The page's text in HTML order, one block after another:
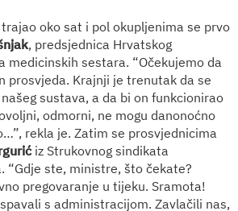
oko sat i pol okupljenima se prvo
, predsjednica Hrvatskog
medicinskih sestara. “Očekujemo da
prosvjeda. Krajnji je trenutak da se
sustava, a da bi on funkcionirao
odmorni, ne mogu danonoćno
rekla je. Zatim se prosvjednicima
iz Strukovnog sindikata
“Gdje ste, ministre, što čekate?
pregovaranje u tijeku. Sramota!
s administracijom. Zavlačili nas,